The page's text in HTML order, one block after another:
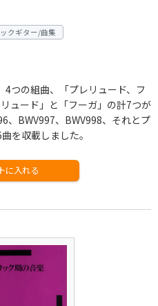
クギター/曲集
4つの組曲、「プレリュード、フ
ュード」と「フーガ」の計7つが
、BWV997、BWV998、それとプ
を収載しました。
に入れる